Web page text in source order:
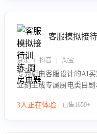
客服模拟接
京东 | 抖音 | 淘宝
专为厨电客服设计的AI买
立刻生成专属厨电类目
技巧！
3人正在体验...已售1659+